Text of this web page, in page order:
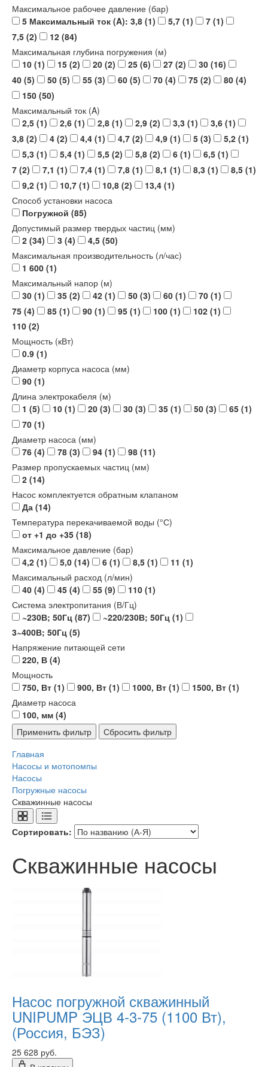
Максимальное рабочее давление (бар)
5 Максимальный ток (A): 3,8 (1) 5,7 (1) 7 (1)
7,5 (2) 12 (84)
Максимальная глубина погружения (м)
10 (1) 15 (2) 20 (2) 25 (6) 27 (2) 30 (16)
40 (5) 50 (5) 55 (3) 60 (5) 70 (4) 75 (2) 80 (4)
150 (50)
Максимальный ток (A)
2,5 (1) 2,6 (1) 2,8 (1) 2,9 (2) 3,3 (1) 3,6 (1)
3,8 (2) 4 (2) 4,4 (1) 4,7 (2) 4,9 (1) 5 (3) 5,2 (1)
5,3 (1) 5,4 (1) 5,5 (2) 5,8 (2) 6 (1) 6,5 (1)
7 (2) 7,1 (1) 7,4 (1) 7,8 (1) 8,1 (1) 8,3 (1) 8,5 (1)
9,2 (1) 10,7 (1) 10,8 (2) 13,4 (1)
Способ установки насоса
Погружной (85)
Допустимый размер твердых частиц (мм)
2 (34) 3 (4) 4,5 (50)
Максимальная производительность (л/час)
1 600 (1)
Максимальный напор (м)
30 (1) 35 (2) 42 (1) 50 (3) 60 (1) 70 (1)
75 (4) 85 (1) 90 (1) 95 (1) 100 (1) 102 (1)
110 (2)
Мощность (кВт)
0.9 (1)
Диаметр корпуса насоса (мм)
90 (1)
Длина электрокабеля (м)
1 (5) 10 (1) 20 (3) 30 (3) 35 (1) 50 (3) 65 (1)
70 (1)
Диаметр насоса (мм)
76 (4) 78 (3) 94 (1) 98 (11)
Размер пропускаемых частиц (мм)
2 (14)
Насос комплектуется обратным клапаном
Да (14)
Температура перекачиваемой воды (°С)
от +1 до +35 (18)
Максимальное давление (бар)
4,2 (1) 5,0 (14) 6 (1) 8,5 (1) 11 (1)
Максимальный расход (л/мин)
40 (4) 45 (4) 55 (9) 110 (1)
Система электропитания (В/Гц)
~230В; 50Гц (87) ~220/230В; 50Гц (1)
3~400В; 50Гц (5)
Напряжение питающей сети
220, В (4)
Мощность
750, Вт (1) 900, Вт (1) 1000, Вт (1) 1500, Вт (1)
Диаметр насоса
100, мм (4)
Главная
Насосы и мотопомпы
Насосы
Погружные насосы
Скважинные насосы
Сортировать:
Скважинные насосы
Насос погружной скважинный
UNIPUMP ЭЦВ 4-3-75 (1100 Вт),
(Россия, БЭЗ)
25 628 руб.